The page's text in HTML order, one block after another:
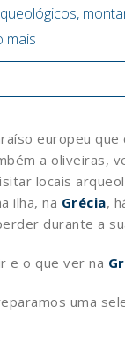
mais
europeu que
a oliveiras,
locais
ilha, na Grécia,
durante a
e o que ver na
uma